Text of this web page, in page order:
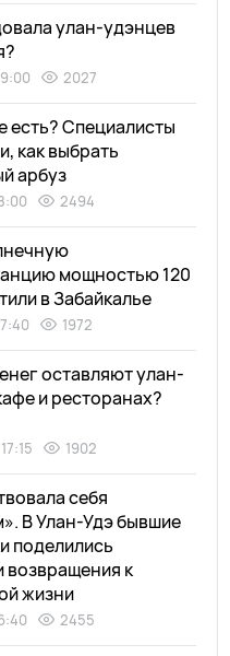
улан-удэнцев
2027
есть? Специалисты
как выбрать
арбуз
2494
мощностью 120
в Забайкалье
1972
оставляют улан-
и ресторанах?
17:15 1902
себя
В Улан-Удэ бывшие
поделились
возвращения к
жизни
2455